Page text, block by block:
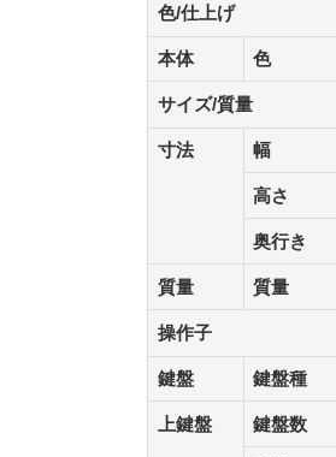
色/仕上げ
本体 色
サイズ/質量
寸法 幅
高さ
奥行き
質量 質量
操作子
鍵盤 鍵盤種
上鍵盤 鍵盤数
色/仕上げ
本体 色
サイズ/質量
寸法 幅
高さ
奥行き
質量 質量
操作子
鍵盤 鍵盤種
上鍵盤 鍵盤数